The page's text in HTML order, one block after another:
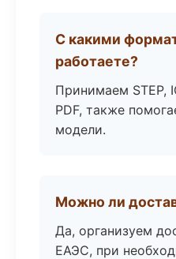
С какими
работаете?
Принимаем STEP,
PDF, также
модели.
Можно ли
Да, организуем
ЕАЭС, при